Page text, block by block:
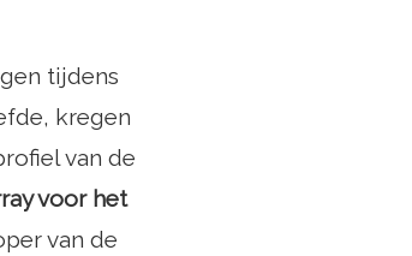
tijdens
kregen
van de
voor het
van de